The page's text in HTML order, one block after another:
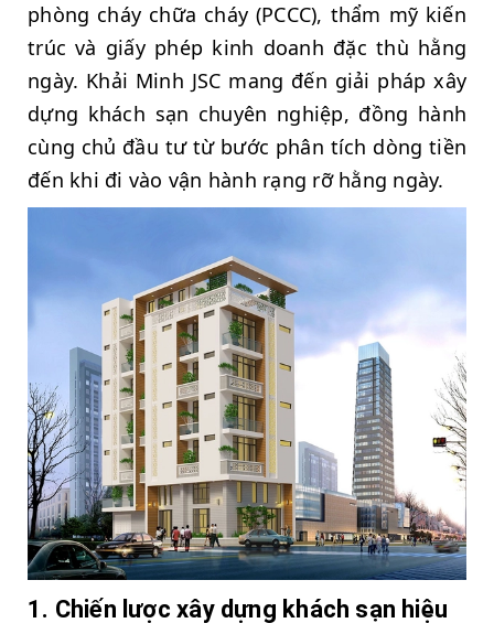
phòng cháy chữa cháy (PCCC), thẩm mỹ kiến
trúc và giấy phép kinh doanh đặc thù hằng
ngày. Khải Minh JSC mang đến giải pháp xây
dựng khách sạn chuyên nghiệp, đồng hành
cùng chủ đầu tư từ bước phân tích dòng tiền
đến khi đi vào vận hành rạng rỡ hằng ngày.
1. Chiến lược xây dựng khách sạn hiệu